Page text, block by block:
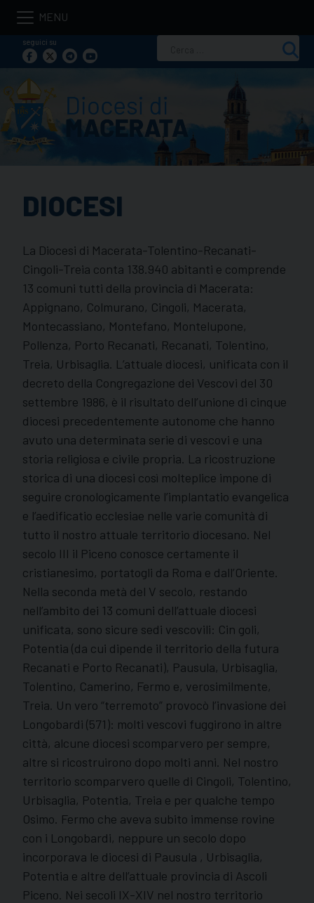
Skip
contentseguici su
per:
DIOCESI
La Diocesi di Macerata-Tolentino-Recanati-
Cingoli-Treia conta 138.940 abitanti e comprende
13 comuni tutti della provincia di Macerata:
Appignano, Colmurano, Cingoli, Macerata,
Montecassiano, Montefano, Montelupone,
Pollenza, Porto Recanati, Recanati, Tolentino,
Treia, Urbisaglia. L’attuale diocesi, unificata con il
decreto della Congregazione dei Vescovi del 30
settembre 1986, è il risultato dell’unione di cinque
diocesi precedentemente autonome che hanno
avuto una determinata serie di vescovi e una
storia religiosa e civile propria. La ricostruzione
storica di una diocesi così molteplice impone di
seguire cronologicamente l’implantatio evangelica
e l’aedificatio ecclesiae nelle varie comunità di
tutto il nostro attuale territorio diocesano. Nel
secolo III il Piceno conosce certamente il
cristianesimo, portatogli da Roma e dall’Oriente.
Nella seconda metà del V secolo, restando
nell’ambito dei 13 comuni dell’attuale diocesi
unificata, sono sicure sedi vescovili: Cin goli,
Potentia (da cui dipende il territorio della futura
Recanati e Porto Recanati), Pausula, Urbisaglia,
Tolentino, Camerino, Fermo e, verosimilmente,
Treia. Un vero “terremoto” provocò l’invasione dei
Longobardi (571): molti vescovi fuggirono in altre
città, alcune diocesi scomparvero per sempre,
altre si ricostruirono dopo molti anni. Nel nostro
territorio scomparvero quelle di Cingoli, Tolentino,
Urbisaglia, Potentia, Treia e per qualche tempo
Osimo. Fermo che aveva subito immense rovine
con i Longobardi, neppure un secolo dopo
incorporava le diocesi di Pausula , Urbisaglia,
Potentia e altre dell’attuale provincia di Ascoli
Piceno. Nei secoli IX-XIV nel nostro territorio